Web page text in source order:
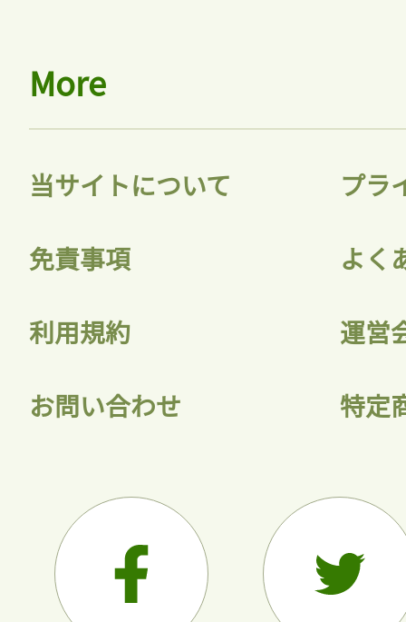
More
当サイトについて プラ
免責事項 よく
利用規約 運営
お問い合わせ 特定